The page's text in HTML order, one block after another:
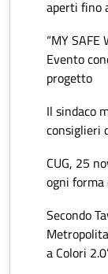
aperti fino
“MY
Evento
progetto
Il sindaco
consiglieri
CUG, 25
ogni forma
Secondo
a Colori